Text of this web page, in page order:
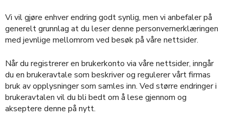
Vi vil gjøre enhver endring godt synlig, men vi anbefaler på
generelt grunnlag at du leser denne personvernerklæringen
med jevnlige mellomrom ved besøk på våre nettsider.
Når du registrerer en brukerkonto via våre nettsider, inngår
du en brukeravtale som beskriver og regulerer vårt firmas
bruk av opplysninger som samles inn. Ved større endringer i
brukeravtalen vil du bli bedt om å lese gjennom og
akseptere denne på nytt.